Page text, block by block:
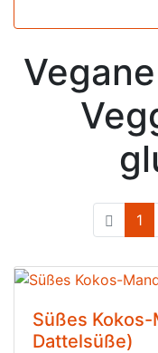
1
Süßes
Dattelsüße)